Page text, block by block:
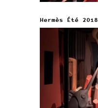
Hermès Été 2018